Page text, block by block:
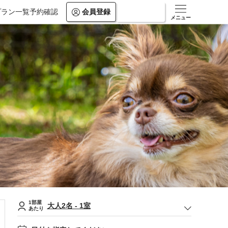
ン一覧予約確認 会員登録
メニュー
1部屋
あたり
大人2名 - 1室